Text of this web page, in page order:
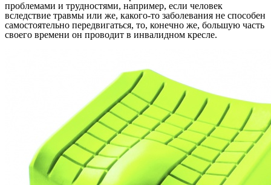
проблемами и трудностями, например, если человек
вследствие травмы или же, какого-то заболевания не способен
самостоятельно передвигаться, то, конечно же, большую часть
своего времени он проводит в инвалидном кресле.